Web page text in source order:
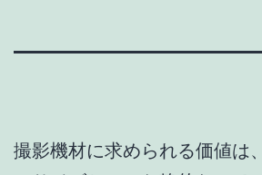
撮影機材に求められる価値は